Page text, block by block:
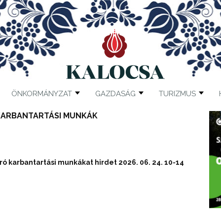
ÖNKORMÁNYZAT GAZDASÁG TURIZMUS
MUNKÁK
karbantartási munkákat hirdet 2026. 06. 24. 10-14